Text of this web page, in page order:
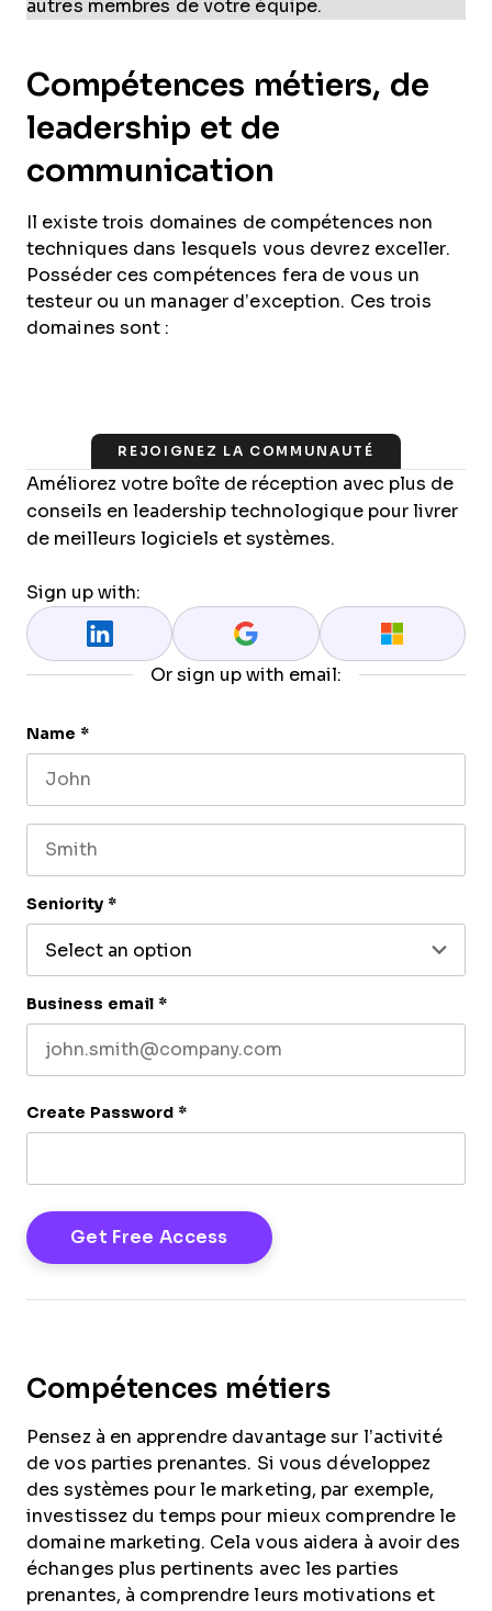
autres membres de votre équipe.
Compétences métiers, de
leadership et de
communication
Il existe trois domaines de compétences non
techniques dans lesquels vous devrez exceller.
Posséder ces compétences fera de vous un
testeur ou un manager d’exception. Ces trois
domaines sont :
REJOIGNEZ LA COMMUNAUTÉ
Améliorez votre boîte de réception avec plus de
conseils en leadership technologique pour livrer
de meilleurs logiciels et systèmes.
Sign up with:
Or sign up with email:
Name *
Seniority *
Business email *
Create Password *
Compétences métiers
Pensez à en apprendre davantage sur l’activité
de vos parties prenantes. Si vous développez
des systèmes pour le marketing, par exemple,
investissez du temps pour mieux comprendre le
domaine marketing. Cela vous aidera à avoir des
échanges plus pertinents avec les parties
prenantes, à comprendre leurs motivations et